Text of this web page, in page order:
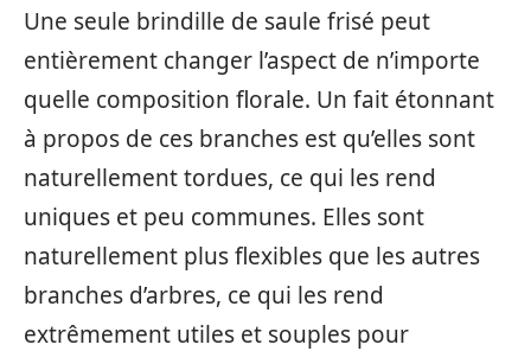
Une seule brindille de saule frisé peut
entièrement changer l’aspect de n’importe
quelle composition florale. Un fait étonnant
à propos de ces branches est qu’elles sont
naturellement tordues, ce qui les rend
uniques et peu communes. Elles sont
naturellement plus flexibles que les autres
branches d’arbres, ce qui les rend
extrêmement utiles et souples pour